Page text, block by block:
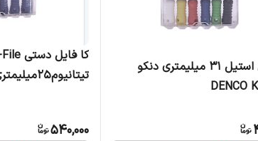
کا فایل استیل 31 میلیمتری دنکو
DENCO
تیتانیوم25میلیمتری DENCO
540,000